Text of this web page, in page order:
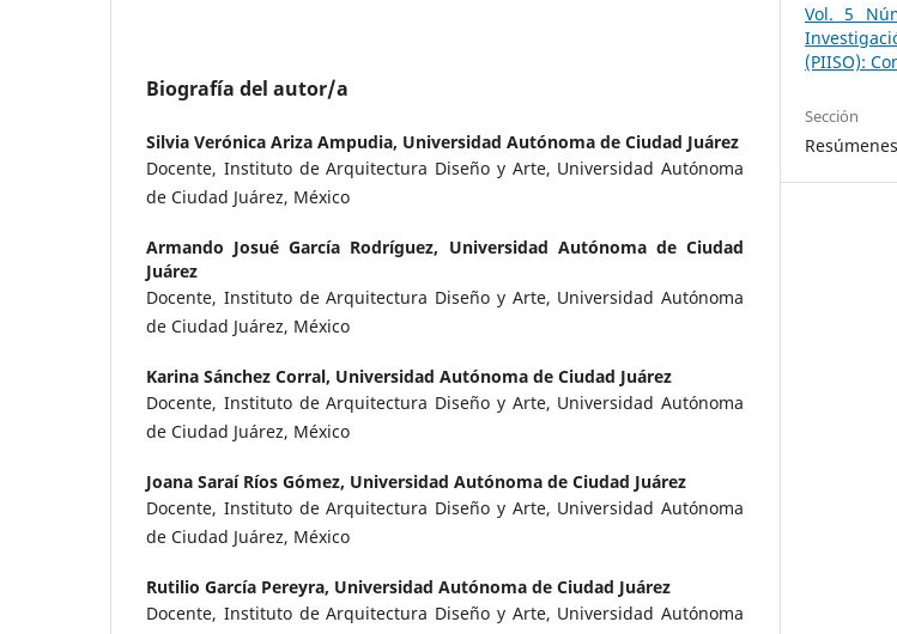
Biografía del autor/a
Silvia Verónica Ariza Ampudia, Universidad Autónoma de Ciudad Juárez
Docente, Instituto de Arquitectura Diseño y Arte, Universidad Autónoma
de Ciudad Juárez, México
Armando Josué García Rodríguez, Universidad Autónoma de Ciudad
Juárez
Docente, Instituto de Arquitectura Diseño y Arte, Universidad Autónoma
de Ciudad Juárez, México
Karina Sánchez Corral, Universidad Autónoma de Ciudad Juárez
Docente, Instituto de Arquitectura Diseño y Arte, Universidad Autónoma
de Ciudad Juárez, México
Joana Saraí Ríos Gómez, Universidad Autónoma de Ciudad Juárez
Docente, Instituto de Arquitectura Diseño y Arte, Universidad Autónoma
de Ciudad Juárez, México
Rutilio García Pereyra, Universidad Autónoma de Ciudad Juárez
Docente, Instituto de Arquitectura Diseño y Arte, Universidad Autónoma
Vol. 5
(PIISO):
Sección